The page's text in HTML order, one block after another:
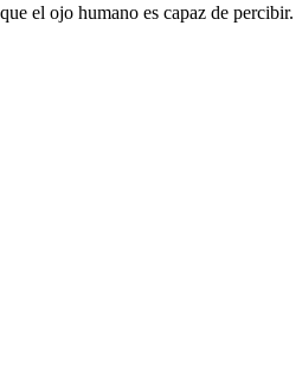
que el ojo humano es capaz de percibir.